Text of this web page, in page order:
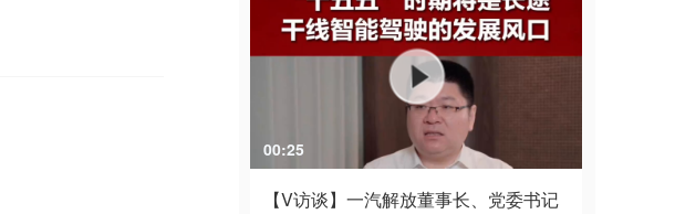
00:25
【V访谈】一汽解放董事长、党委书记